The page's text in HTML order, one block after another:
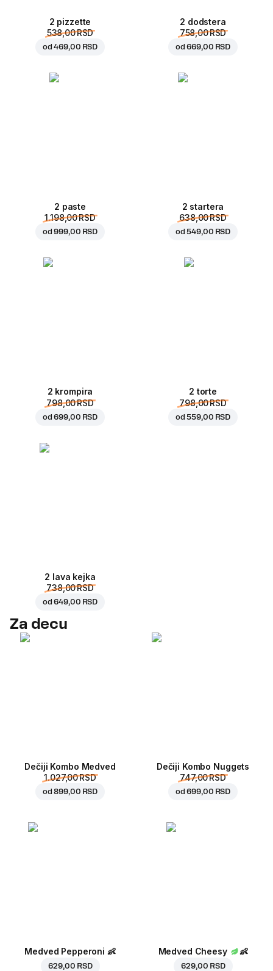
2 pizzette
538,00 RSD
od469,00 RSD
2 dodstera
758,00 RSD
od669,00 RSD
2 paste
1.198,00 RSD
od999,00 RSD
2 startera
638,00 RSD
od549,00 RSD
2 krompira
798,00 RSD
od699,00 RSD
2 torte
798,00 RSD
od559,00 RSD
2 lava kejka
738,00 RSD
od649,00 RSD
Za decu
Dečiji Kombo Medved
1.027,00 RSD
od899,00 RSD
Dečiji Kombo Nuggets
747,00 RSD
od699,00 RSD
Medved Pepperoni 👶
629,00 RSD
Medved Cheesy 👶
629,00 RSD